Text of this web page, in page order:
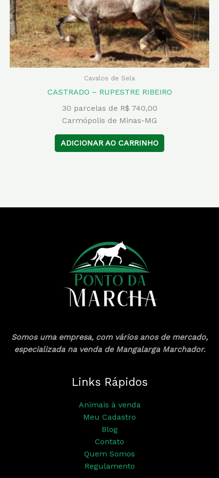
Cavalos de Sela
CASTRADO – RUPESTRE RIBEIRO
30 parcelas de R$ 740,00
Carmópolis de Minas-MG
ADICIONAR AO CARRINHO
Somos uma empresa, com vários anos de mercado,
especializada na venda de Mangalarga Marchador.
Links Rápidos
Animais à venda
Meu Cadastro
Blog
Contato
Quem Somos
Regulamento